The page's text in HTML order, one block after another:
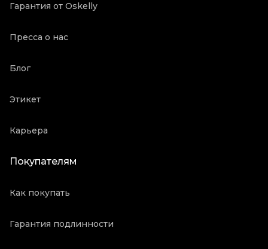
Гарантия от Oskelly
Пресса о нас
Блог
Этикет
Карьера
Покупателям
Как покупать
Гарантия подлинности